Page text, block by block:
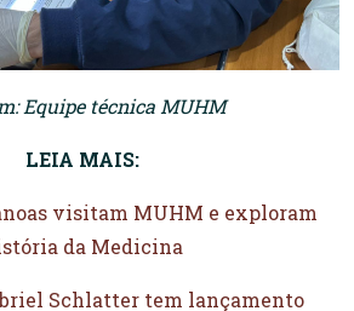
Equipe técnica MUHM
LEIA MAIS:
visitam MUHM e exploram
da Medicina
Schlatter tem lançamento